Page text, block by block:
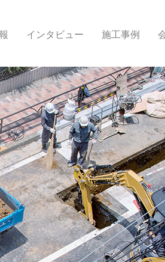
インタビュー 施工事例